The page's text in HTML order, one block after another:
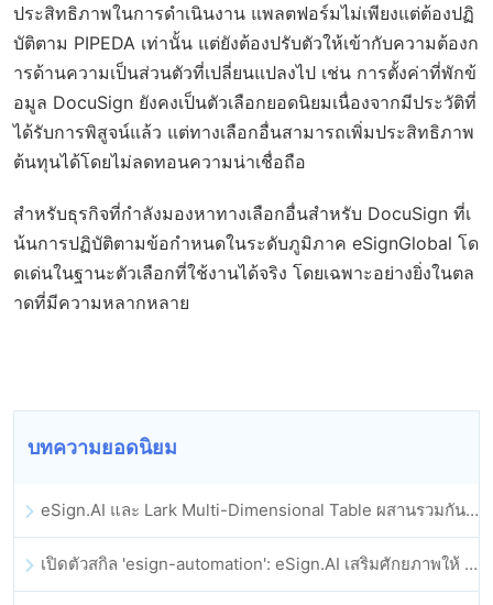
ประสิทธิภาพในการดำเนินงาน แพลตฟอร์มไม่เพียงแต่ต้องปฏิ
บัติตาม PIPEDA เท่านั้น แต่ยังต้องปรับตัวให้เข้ากับความต้องก
ารด้านความเป็นส่วนตัวที่เปลี่ยนแปลงไป เช่น การตั้งค่าที่พักข้
อมูล DocuSign ยังคงเป็นตัวเลือกยอดนิยมเนื่องจากมีประวัติที่
ได้รับการพิสูจน์แล้ว แต่ทางเลือกอื่นสามารถเพิ่มประสิทธิภาพ
ต้นทุนได้โดยไม่ลดทอนความน่าเชื่อถือ
สำหรับธุรกิจที่กำลังมองหาทางเลือกอื่นสำหรับ DocuSign ที่เ
น้นการปฏิบัติตามข้อกำหนดในระดับภูมิภาค eSignGlobal โด
ดเด่นในฐานะตัวเลือกที่ใช้งานได้จริง โดยเฉพาะอย่างยิ่งในตล
าดที่มีความหลากหลาย
บทความยอดนิยม
eSign.AI และ Lark Multi-Dimensional Table ผสานรวมกันอย่างเป็นทางการ: การลงนามและการเก็บถาวรสัญญาอิเล็กทรอนิกส์แบบอัตโนมัติเต็มรูปแบบ
เปิดตัวสกิล 'esign-automation': eSign.AI เสริมศักยภาพให้ OpenClaw ด้วยลายเซ็นอิเล็กทรอนิกส์อัตโนมัติ